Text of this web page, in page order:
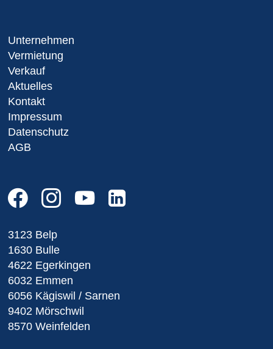
Unternehmen
Vermietung
Verkauf
Aktuelles
Kontakt
Impressum
Datenschutz
AGB
3123 Belp
1630 Bulle
4622 Egerkingen
6032 Emmen
6056 Kägiswil / Sarnen
9402 Mörschwil
8570 Weinfelden